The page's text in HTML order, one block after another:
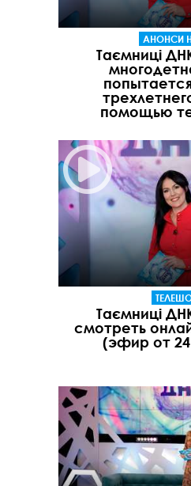
АНОНСИ
Таємниці
помощью
Таємниці
смотреть
(эфир от